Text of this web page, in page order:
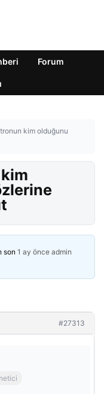
Forum
kim olduğunu
kim
son 1 ay önce admin
#27313